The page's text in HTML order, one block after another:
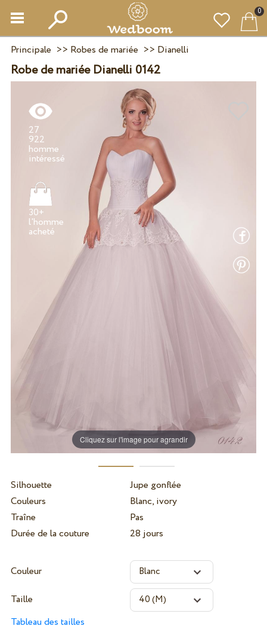
0
Principale >> Robes de mariée >> Dianelli
Robe de mariée Dianelli 0142
Cliquez sur l'image pour agrandir
27
922
homme
30+
l'homme
Silhouette
Jupe gonflée
Couleurs
Blanc, ivory
Traîne
Pas
Durée de la couture
28 jours
Couleur
Taille
Tableau des tailles